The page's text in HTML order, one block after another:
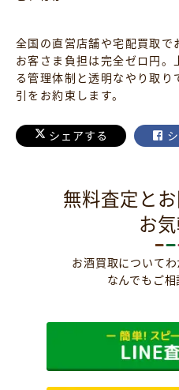
全国の直営店舗や宅配買取で
お客さま負担は完全ゼロ円。
る管理体制と透明なやり取り
引をお約束します。
シェアする
無料査定と
お
お酒買取についてわ
なんでもご相